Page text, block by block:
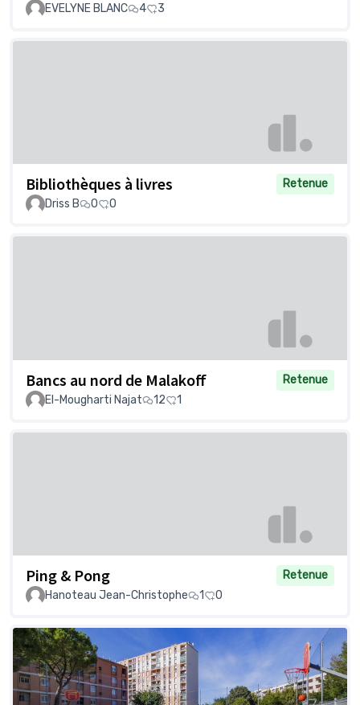
EVELYNE BLANC 4 3
Bibliothèques à livres
Retenue
Driss B
0 0
Bancs au nord de Malakoff
Retenue
El-Mougharti Najat
12 1
Ping & Pong
Retenue
Hanoteau Jean-Christophe
1 0